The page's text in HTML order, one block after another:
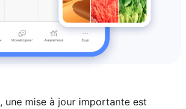
, une mise à jour importante est